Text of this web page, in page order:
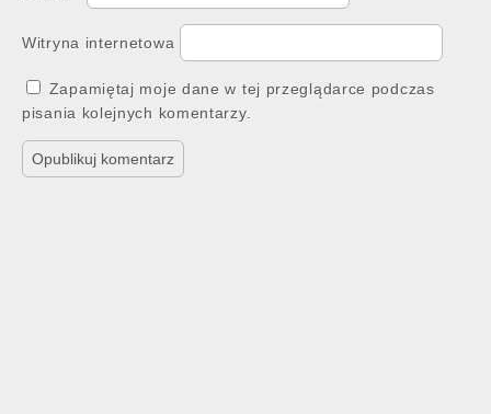
Witryna internetowa
Zapamiętaj moje dane w tej przeglądarce podczas
pisania kolejnych komentarzy.